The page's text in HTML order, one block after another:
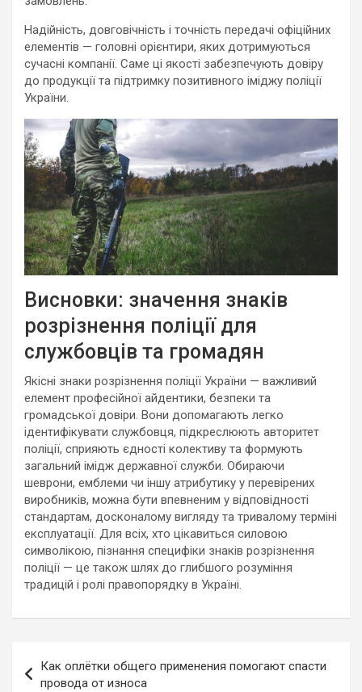
Надійність, довговічність і точність передачі офіційних
елементів — головні орієнтири, яких дотримуються
сучасні компанії. Саме ці якості забезпечують довіру
до продукції та підтримку позитивного іміджу поліції
України.
Висновки: значення знаків
розрізнення поліції для
службовців та громадян
Якісні знаки розрізнення поліції України — важливий
елемент професійної айдентики, безпеки та
громадської довіри. Вони допомагають легко
ідентифікувати службовця, підкреслюють авторитет
поліції, сприяють єдності колективу та формують
загальний імідж державної служби. Обираючи
шеврони, емблеми чи іншу атрибутику у перевірених
виробників, можна бути впевненим у відповідності
стандартам, досконалому вигляду та тривалому терміні
експлуатації. Для всіх, хто цікавиться силовою
символікою, пізнання специфіки знаків розрізнення
поліції — це також шлях до глибшого розуміння
традицій і ролі правопорядку в Україні.
по
Как оплётки общего применения помогают спасти
провода от износа